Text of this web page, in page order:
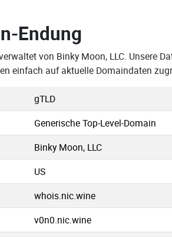
Endung
von Binky Moon, LLC. Unsere
einfach auf aktuelle Domaindaten
gTLD
Generische Top-Level-Domain
Binky Moon, LLC
US
whois.nic.wine
v0n0.nic.wine